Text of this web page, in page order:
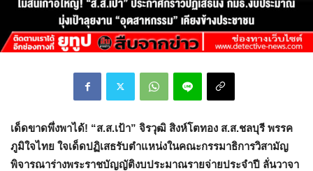
เด็ดขาดพึ่งพาได้! “ส.ส.เป้า” จิรวุฒิ สิงห์โตทอง ส.ส.ชลบุรี พรรค
ภูมิใจไทย ใจเด็ดปฏิเสธรับตำแหน่งในคณะกรรมาธิการวิสามัญ
พิจารณาร่างพระราชบัญญัติงบประมาณรายจ่ายประจำปี ลั่นวาจา